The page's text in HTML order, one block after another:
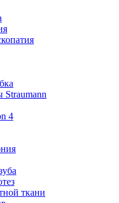
4
ткани